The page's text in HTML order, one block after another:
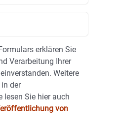
erklären Sie
Verarbeitung Ihrer
Weitere
der
lesen Sie hier auch
von